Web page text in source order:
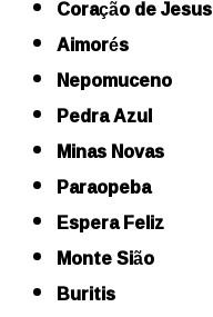
Coração de Jesus
Aimorés
Nepomuceno
Pedra Azul
Minas Novas
Paraopeba
Espera Feliz
Monte Sião
Buritis